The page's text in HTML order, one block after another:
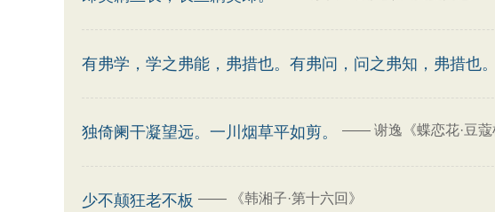
有弗学，学之弗能，弗措也。有弗问，问之弗知，弗措也
独倚阑干凝望远。一川烟草平如剪。 —— 谢逸《蝶恋花·豆蔻
少不颠狂老不板 —— 《韩湘子·第十六回》